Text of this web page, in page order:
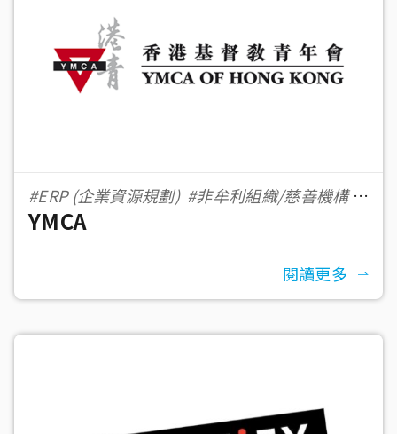
#ERP (企業資源規劃) #非牟利組織/慈善機構
#500＋ 員工數
YMCA
閱讀更多